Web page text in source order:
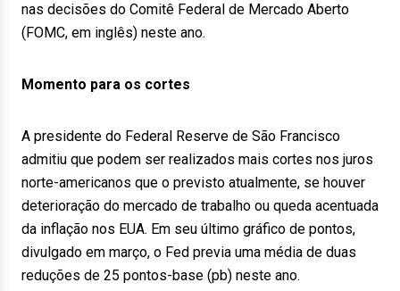
nas decisões do Comitê Federal de Mercado Aberto
(FOMC, em inglês) neste ano.
Momento para os cortes
A presidente do Federal Reserve de São Francisco
admitiu que podem ser realizados mais cortes nos juros
norte-americanos que o previsto atualmente, se houver
deterioração do mercado de trabalho ou queda acentuada
da inflação nos EUA. Em seu último gráfico de pontos,
divulgado em março, o Fed previa uma média de duas
reduções de 25 pontos-base (pb) neste ano.